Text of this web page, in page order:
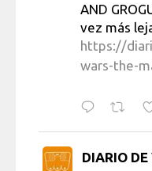
AND
vez más
https://
wars-the-
DIARIO